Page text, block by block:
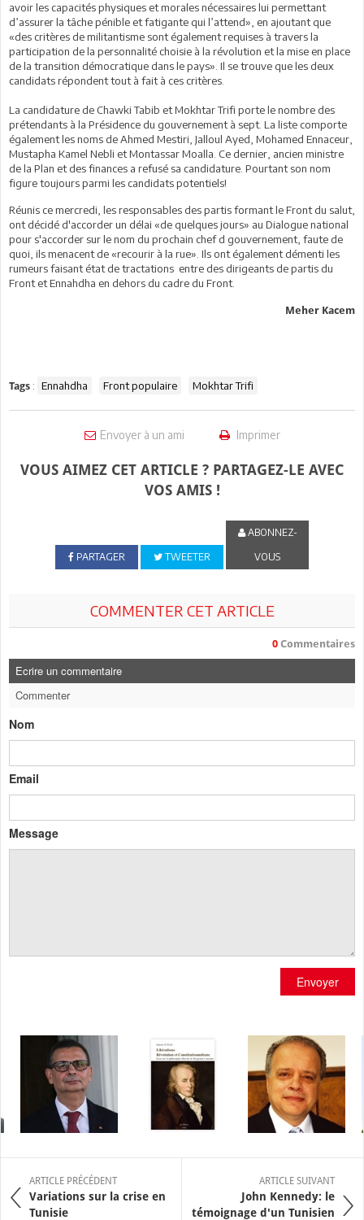
avoir les capacités physiques et morales nécessaires lui permettant
d’assurer la tâche pénible et fatigante qui l’attend», en ajoutant que
«des critères de militantisme sont également requises à travers la
participation de la personnalité choisie à la révolution et la mise en place
de la transition démocratique dans le pays». Il se trouve que les deux
candidats répondent tout à fait à ces critères.
La candidature de Chawki Tabib et Mokhtar Trifi porte le nombre des
prétendants à la Présidence du gouvernement à sept. La liste comporte
également les noms de Ahmed Mestiri, Jalloul Ayed, Mohamed Ennaceur,
Mustapha Kamel Nebli et Montassar Moalla. Ce dernier, ancien ministre
de la Plan et des finances a refusé sa candidature. Pourtant son nom
figure toujours parmi les candidats potentiels!
Réunis ce mercredi, les responsables des partis formant le Front du salut,
ont décidé d'accorder un délai «de quelques jours» au Dialogue national
pour s'accorder sur le nom du prochain chef d gouvernement, faute de
quoi, ils menacent de «recourir à la rue». Ils ont également démenti les
rumeurs faisant état de tractations entre des dirigeants de partis du
Front et Ennahdha en dehors du cadre du Front.
Meher Kacem
Tags : Ennahdha Front populaire Mokhtar Trifi
Envoyer à un ami Imprimer
VOUS AIMEZ CET ARTICLE ? PARTAGEZ-LE AVEC
VOS AMIS !
PARTAGER TWEETER
ABONNEZ-
VOUS
COMMENTER CET ARTICLE
0 Commentaires
Ecrire un commentaire
Commenter
Nom
Email
Message
Envoyer
ARTICLE PRÉCÉDENT
Variations sur la crise en
Tunisie
ARTICLE SUIVANT
John Kennedy: le
témoignage d'un Tunisien